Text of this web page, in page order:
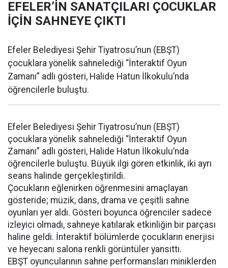
EFELER’İN SANATÇILARI ÇOCUKLAR
İÇİN SAHNEYE ÇIKTI
Efeler Belediyesi Şehir Tiyatrosu’nun (EBŞT)
çocuklara yönelik sahnelediği “İnteraktif Oyun
Zamanı” adlı gösteri, Halide Hatun İlkokulu’nda
öğrencilerle buluştu.
Efeler Belediyesi Şehir Tiyatrosu’nun (EBŞT)
çocuklara yönelik sahnelediği “İnteraktif Oyun
Zamanı” adlı gösteri, Halide Hatun İlkokulu’nda
öğrencilerle buluştu. Büyük ilgi gören etkinlik, iki ayrı
seans halinde gerçekleştirildi.
Çocukların eğlenirken öğrenmesini amaçlayan
gösteride; müzik, dans, drama ve çeşitli sahne
oyunları yer aldı. Gösteri boyunca öğrenciler sadece
izleyici olmadı, sahneye katılarak etkinliğin bir parçası
haline geldi. İnteraktif bölümlerde çocukların enerjisi
ve heyecanı salona renkli görüntüler yansıttı.
EBŞT oyuncularının sahne performansları miniklerden